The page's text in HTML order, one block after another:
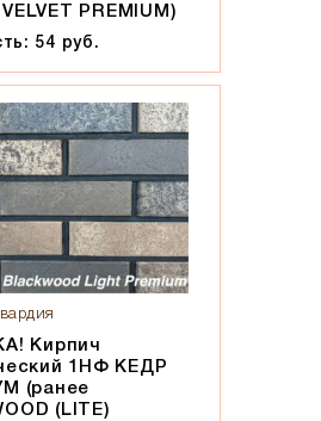
PREMIUM)
54 руб.
Кирпич
1НФ КЕДР
(ранее
(LITE)